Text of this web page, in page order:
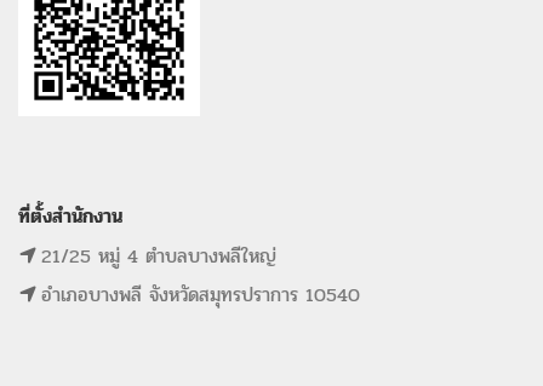
ที่ตั้งสำนักงาน
21/25 หมู่ 4 ตำบลบางพลีใหญ่
อำเภอบางพลี จังหวัดสมุทรปราการ 10540